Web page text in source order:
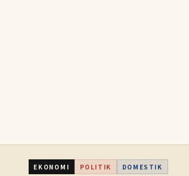
EKONOMI POLITIK DOMESTIK